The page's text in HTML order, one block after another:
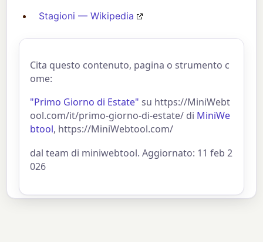
Stagioni — Wikipedia
Cita questo contenuto, pagina o strumento c
ome:
"Primo Giorno di Estate" su https://MiniWebt
ool.com/it/primo-giorno-di-estate/ di MiniWe
btool, https://MiniWebtool.com/
dal team di miniwebtool. Aggiornato: 11 feb 2
026